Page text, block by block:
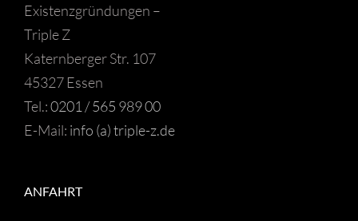
Existenzgründungen –
Triple Z
Katernberger Str. 107
45327 Essen
Tel.:0201 / 565 989 00
E-Mail: info (a) triple-z.de
ANFAHRT